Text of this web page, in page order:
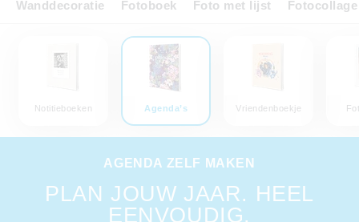
Wanddecoratie Fotoboek Foto met lijst Fotocollage
Notitieboeken Agenda’s Vriendenboekje
AGENDA ZELF MAKEN
PLAN JOUW JAAR. HEEL
EENVOUDIG.